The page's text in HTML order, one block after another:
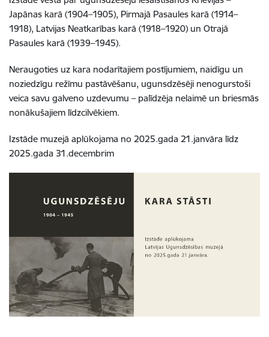
Japānas karā (1904–1905), Pirmajā Pasaules karā (1914–
1918), Latvijas Neatkarības karā (1918–1920) un Otrajā
Pasaules karā (1939–1945).
Neraugoties uz kara nodarītajiem postījumiem, naidīgu un
noziedzīgu režīmu pastāvēšanu, ugunsdzēsēji nenogurstoši
veica savu galveno uzdevumu – palīdzēja nelaimē un briesmās
nonākušajiem līdzcilvēkiem.
Izstāde muzejā aplūkojama no 2025.gada 21.janvāra līdz
2025.gada 31.decembrim